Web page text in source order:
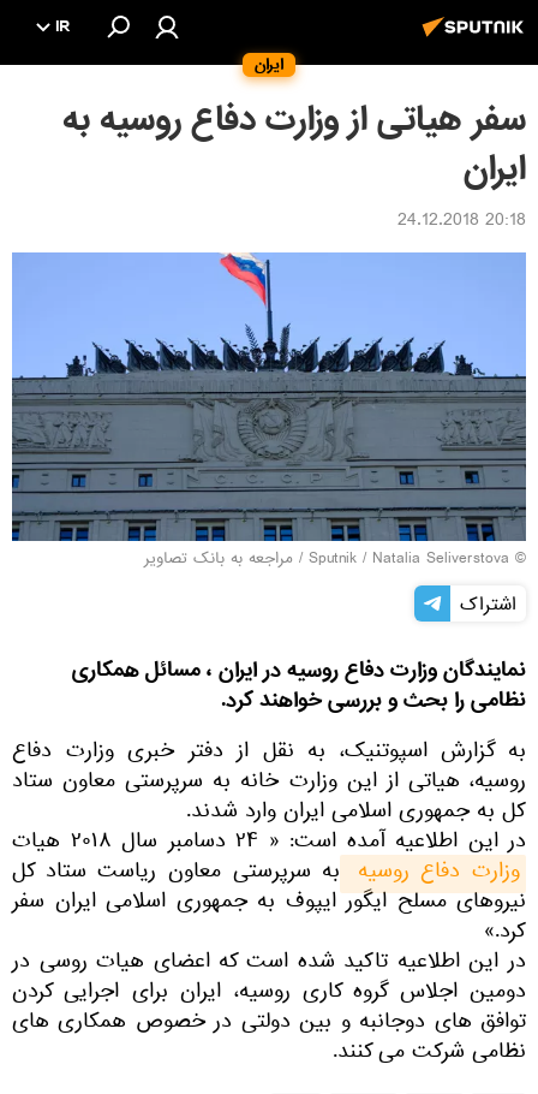
ایران
IR
سفر هیاتی از وزارت دفاع روسیه به
ایران
20:18 24.12.2018
© Sputnik / Natalia Seliverstova
/ مراجعه به بانک تصاویر
اشتراک
نمایندگان وزارت دفاع روسیه در ایران ، مسائل همکاری
نظامی را بحث و بررسی خواهند کرد.
به گزارش اسپوتنیک، به نقل از دفتر خبری وزارت دفاع
روسیه، هیاتی از این وزارت خانه به سرپرستی معاون ستاد
کل به جمهوری اسلامی ایران وارد شدند.
در این اطلاعیه آمده است: « ۲۴ دسامبر سال ۲۰۱۸ هیات
وزارت دفاع روسیه به سرپرستی معاون ریاست ستاد کل
نیروهای مسلح ایگور ایپوف به جمهوری اسلامی ایران سفر
کرد.»
در این اطلاعیه تاکید شده است که اعضای هیات روسی در
دومین اجلاس گروه کاری روسیه، ایران برای اجرایی کردن
توافق های دوجانبه و بین دولتی در خصوص همکاری های
نظامی شرکت می کنند.